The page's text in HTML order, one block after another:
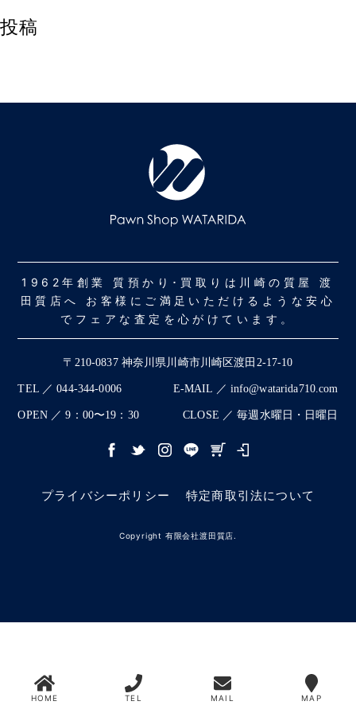
投稿
1962年創業 質預かり･買取りは川崎の質屋 渡
田質店へ お客様にご満足いただけるような安心
でフェアな査定を心がけています。
〒210-0837 神奈川県川崎市川崎区渡田2-17-10
TEL ／ 044-344-0006 E-MAIL ／ info@watarida710.com
OPEN ／ 9：00〜19：30 CLOSE ／ 毎週水曜日・日曜日
プライバシーポリシー 特定商取引法について
Copyright 有限会社渡田質店.
HOME TEL MAIL MAP